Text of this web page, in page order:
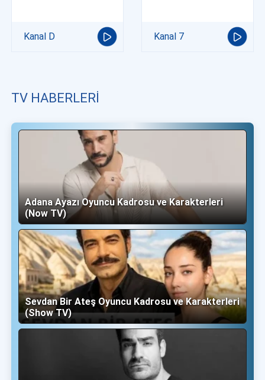
Kanal D Kanal 7
TV HABERLERI
Adana Ayazı Oyuncu Kadrosu ve Karakterleri
(Now TV)
Sevdan Bir Ateş Oyuncu Kadrosu ve Karakterleri
(Show TV)